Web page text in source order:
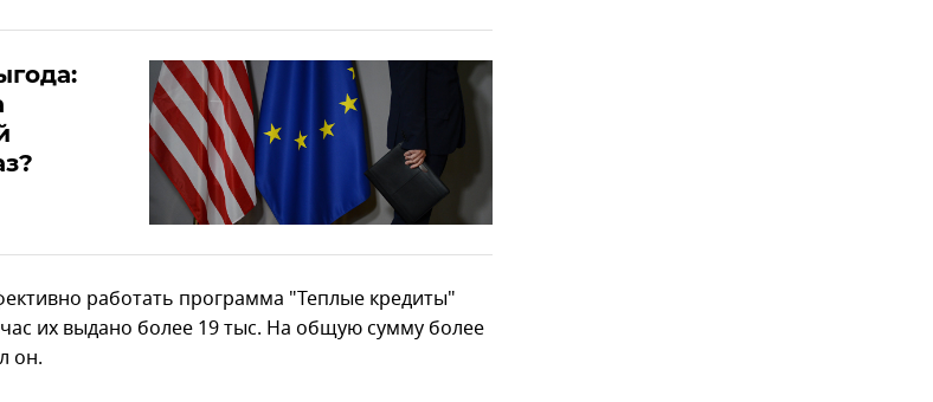
работать программа "Теплые кредиты"
их выдано более 19 тыс. На общую сумму более
он.